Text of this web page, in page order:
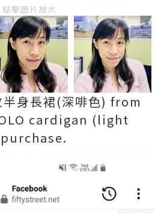
點擊圖片放大
半身長裙(深啡色) from
cardigan (light